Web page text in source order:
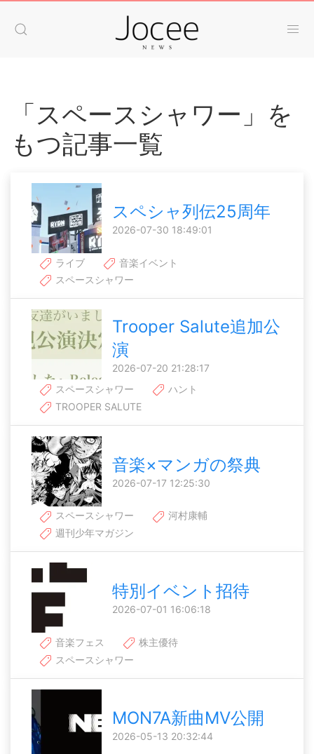
「スペースシャワー」を
もつ記事一覧
スペシャ列伝25周年
2026-07-30 18:49:01
ライブ
音楽イベント
スペースシャワー
Trooper Salute追加公
演
2026-07-20 21:28:17
スペースシャワー
ハント
TROOPER SALUTE
音楽×マンガの祭典
2026-07-17 12:25:30
スペースシャワー
河村康輔
週刊少年マガジン
特別イベント招待
2026-07-01 16:06:18
音楽フェス
株主優待
スペースシャワー
MON7A新曲MV公開
2026-05-13 20:32:44